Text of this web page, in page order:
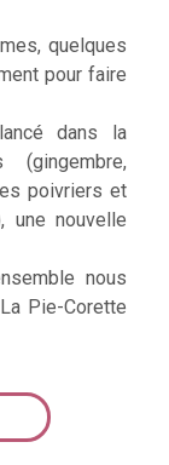
quelques
pour faire
dans la
poivriers et
une nouvelle
nous
Pie-Corette